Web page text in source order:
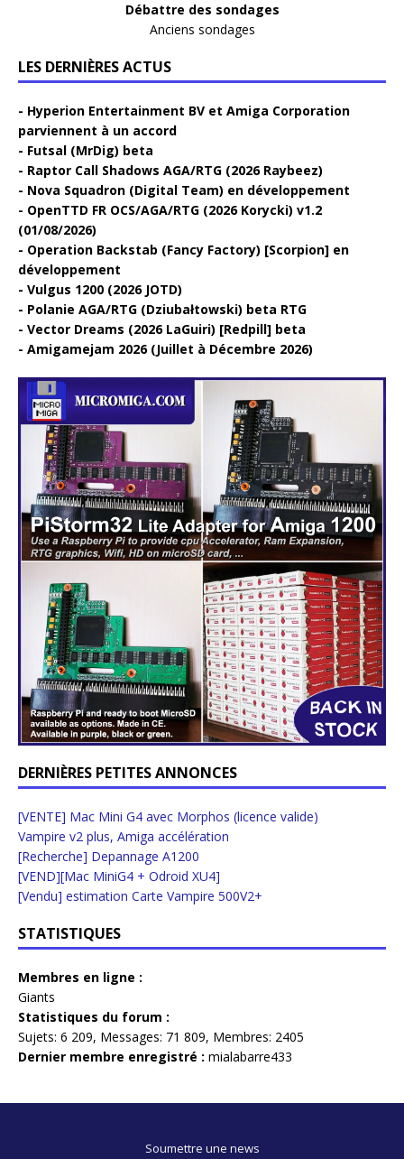
Débattre des sondages
Anciens sondages
LES DERNIÈRES ACTUS
Hyperion Entertainment BV et Amiga Corporation
parviennent à un accord
Futsal (MrDig) beta
Raptor Call Shadows AGA/RTG (2026 Raybeez)
Nova Squadron (Digital Team) en développement
OpenTTD FR OCS/AGA/RTG (2026 Korycki) v1.2
(01/08/2026)
Operation Backstab (Fancy Factory) [Scorpion] en
développement
Vulgus 1200 (2026 JOTD)
Polanie AGA/RTG (Dziubałtowski) beta RTG
Vector Dreams (2026 LaGuiri) [Redpill] beta
Amigamejam 2026 (Juillet à Décembre 2026)
DERNIÈRES PETITES ANNONCES
[VENTE] Mac Mini G4 avec Morphos (licence valide)
Vampire v2 plus, Amiga accélération
[Recherche] Depannage A1200
[VEND][Mac MiniG4 + Odroid XU4]
[Vendu] estimation Carte Vampire 500V2+
STATISTIQUES
Membres en ligne :
Giants
Statistiques du forum :
Sujets: 6 209, Messages: 71 809, Membres: 2405
Dernier membre enregistré : mialabarre433
Soumettre une news